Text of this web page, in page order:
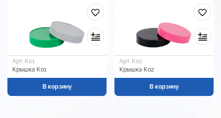
Арт. К01
Крышка К01
В корзину
Арт. К02
Крышка К02
В корзину